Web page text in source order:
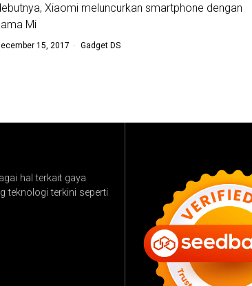
Xiaomi meluncurkan smartphone dengan
Mi
15, 2017 Gadget DS
hal terkait gaya
teknologi terkini seperti